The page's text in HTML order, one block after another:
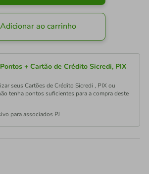
Adicionar ao carrinho
+ Cartão de Crédito Sicredi, PIX
seus Cartões de Crédito Sicredi , PIX ou
tenha pontos suficientes para a compra deste
para associados PJ